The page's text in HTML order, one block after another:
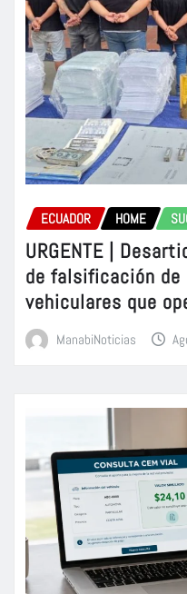
ECUADOR HOME
URGENTE |
de falsificación de
vehiculares que
ManabiNoticias